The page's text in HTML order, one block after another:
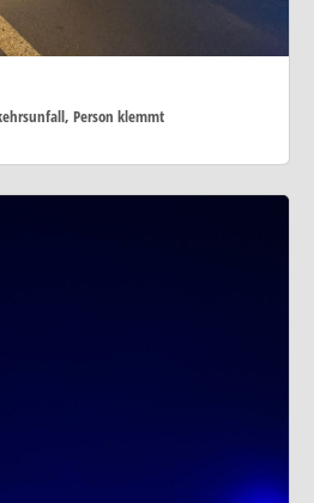
Person klemmt